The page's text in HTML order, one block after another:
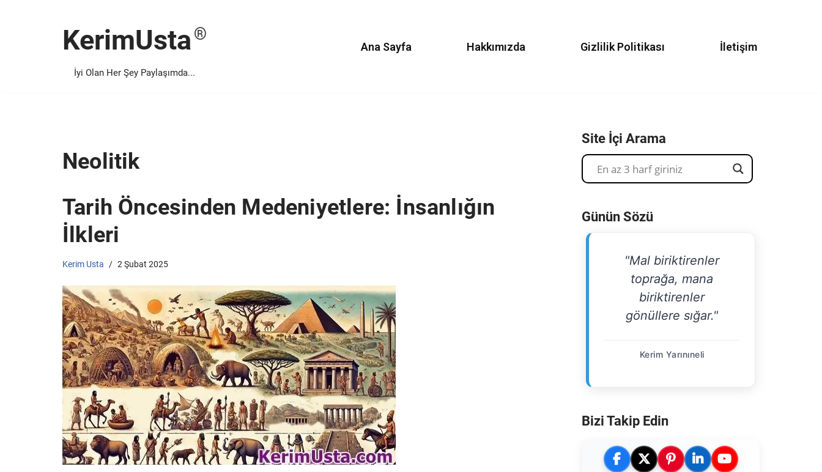
KerimUsta
İyi Olan Her Şey Paylaşımda...
Ana Sayfa Hakkımızda Gizlilik Politikası İletişim
Neolitik
Tarih Öncesinden Medeniyetlere: İnsanlığın
İlkleri
Kerim Usta 2 Şubat 2025
Site İçi Arama
Günün Sözü
"Mal biriktirenler
toprağa, mana
biriktirenler
gönüllere sığar."
Kerim Yarınıneli
Bizi Takip Edin